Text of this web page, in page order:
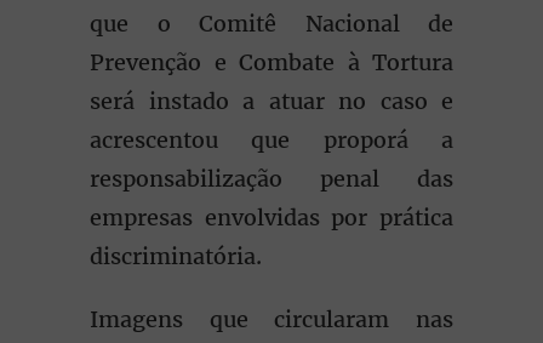
que o Comitê Nacional de
Prevenção e Combate à Tortura
será instado a atuar no caso e
acrescentou que proporá a
responsabilização penal das
empresas envolvidas por prática
discriminatória.
Imagens que circularam nas